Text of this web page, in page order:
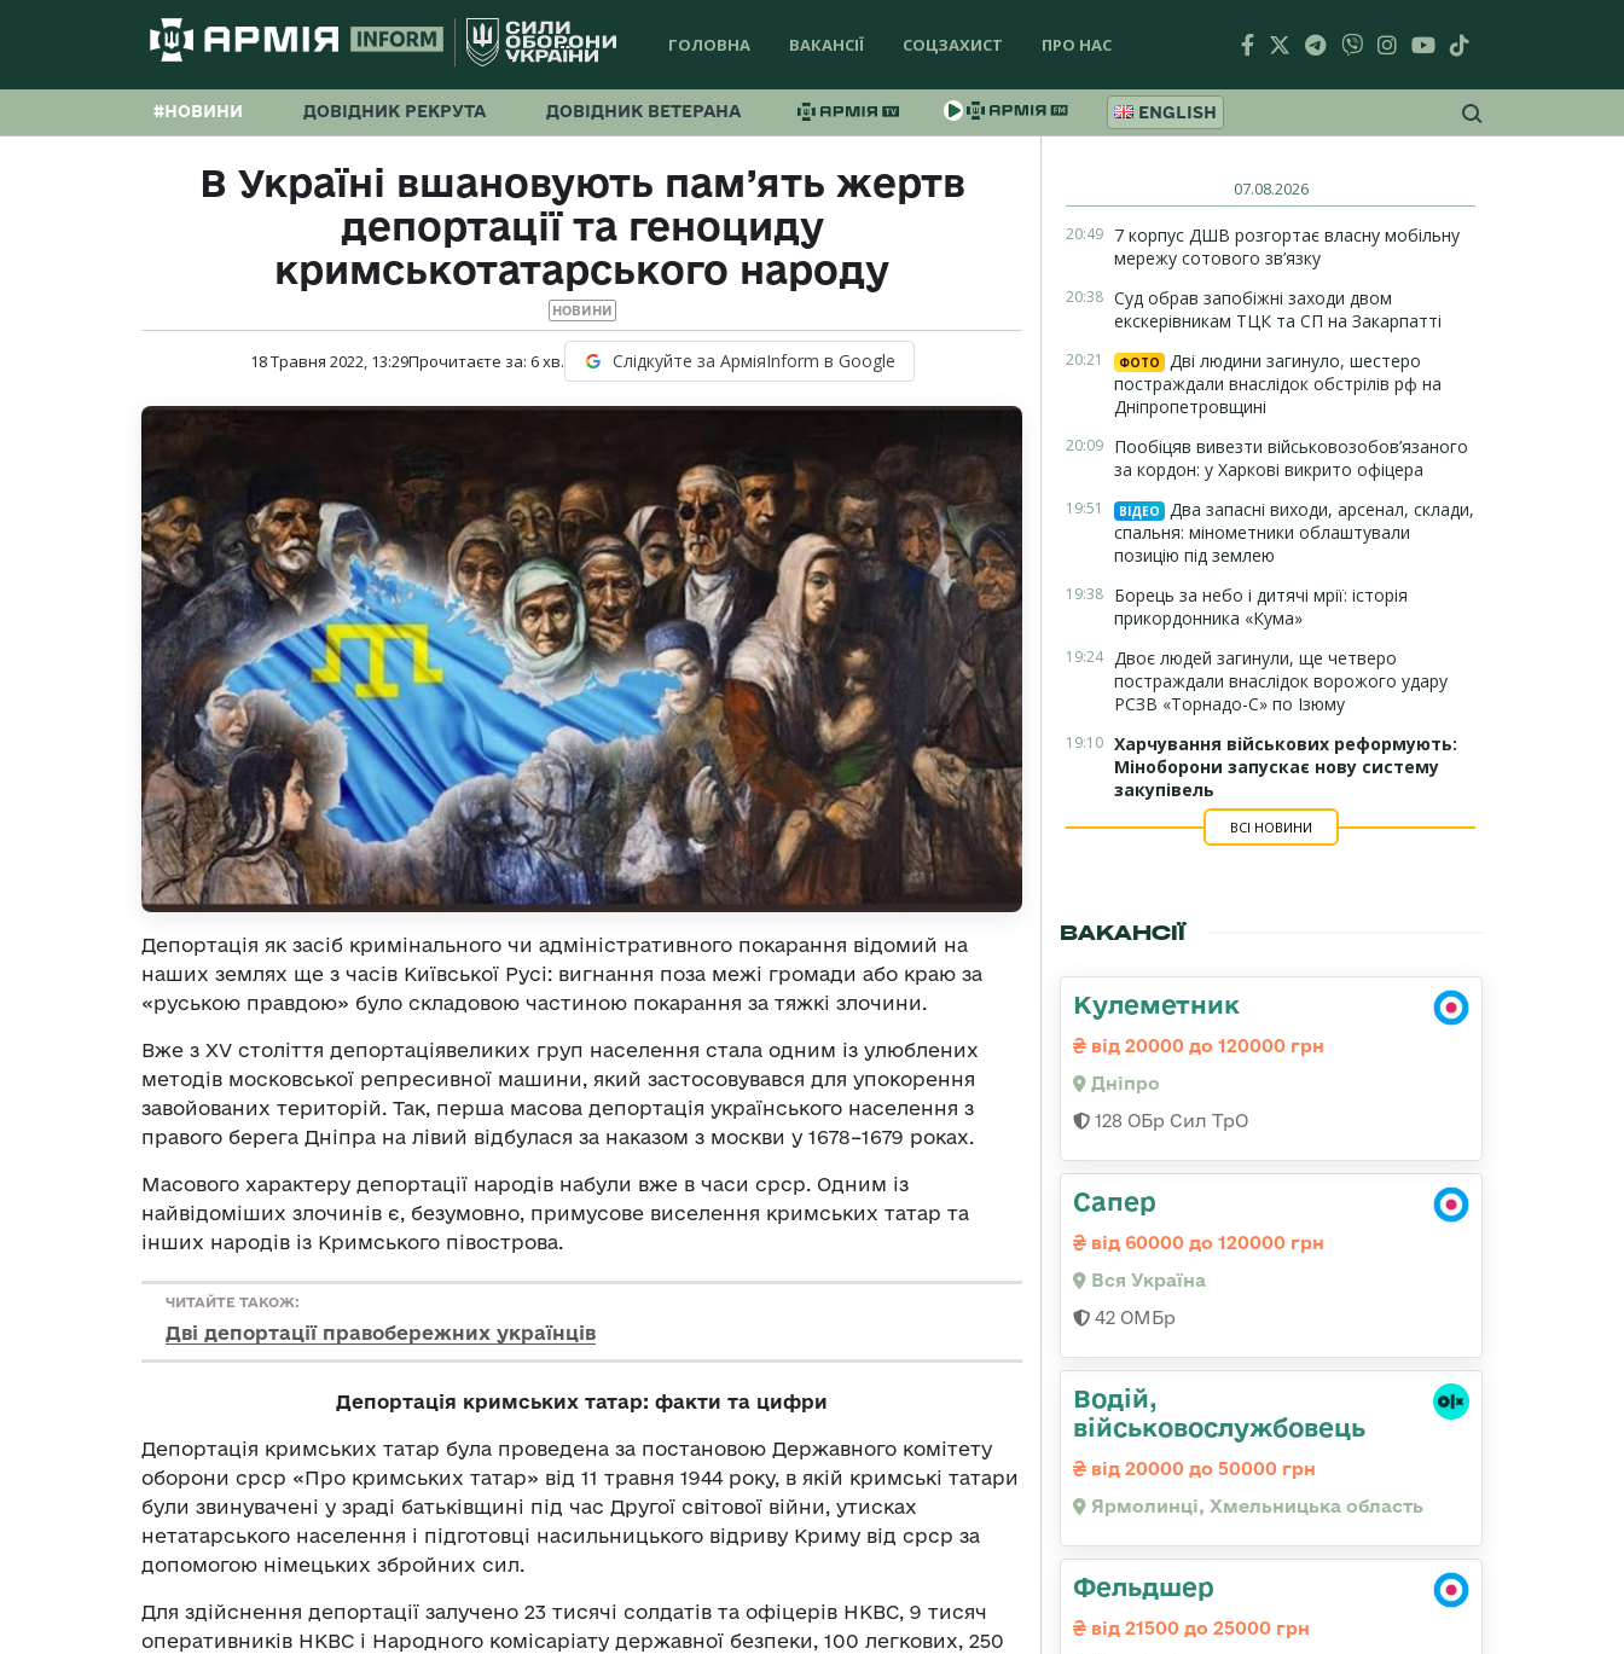
ГОЛОВНА ВАКАНСІЇ СОЦЗАХИСТ ПРО НАС
#НОВИНИ ДОВІДНИК РЕКРУТА ДОВІДНИК ВЕТЕРАНА ENGLISH
В Україні вшановують пам’ять жертв
депортації та геноциду
кримськотатарського народу
НОВИНИ
18 Травня 2022, 13:29Прочитаєте за: 6хв. Слідкуйте за АрміяInform в Google
Депортація як засіб кримінального чи адміністративного покарання відомий на
наших землях ще з часів Київської Русі: вигнання поза межі громади або краю за
«руською правдою» було складовою частиною покарання за тяжкі злочини.
Вже з XV століття депортаціявеликих груп населення стала одним із улюблених
методів московської репресивної машини, який застосовувався для упокорення
завойованих територій. Так, перша масова депортація українського населення з
правого берега Дніпра на лівий відбулася за наказом з москви у 1678–1679 роках.
Масового характеру депортації народів набули вже в часи срср. Одним із
найвідоміших злочинів є, безумовно, примусове виселення кримських татар та
інших народів із Кримського півострова.
ЧИТАЙТЕ ТАКОЖ:
Дві депортації правобережних українців
Депортація кримських татар: факти та цифри
Депортація кримських татар була проведена за постановою Державного комітету
оборони срср «Про кримських татар» від 11 травня 1944 року, в якій кримські татари
були звинувачені у зраді батьківщині під час Другої світової війни, утисках
нетатарського населення і підготовці насильницького відриву Криму від срср за
допомогою німецьких збройних сил.
Для здійснення депортації залучено 23 тисячі солдатів та офіцерів НКВС, 9 тисяч
оперативників НКВС і Народного комісаріату державної безпеки, 100 легкових, 250
07.08.2026
20:49 7 корпус ДШВ розгортає власну мобільну
мережу сотового зв’язку
20:38 Суд обрав запобіжні заходи двом
екскерівникам ТЦК та СП на Закарпатті
20:21 ФОТО
Дві людини загинуло, шестеро
постраждали внаслідок обстрілів рф на
Дніпропетровщині
20:09 Пообіцяв вивезти військовозобов’язаного
за кордон: у Харкові викрито офіцера
19:51 ВІДЕО
Два запасні виходи, арсенал, склади,
спальня: мінометники облаштували
позицію під землею
19:38 Борець за небо і дитячі мрії: історія
прикордонника «Кума»
19:24 Двоє людей загинули, ще четверо
постраждали внаслідок ворожого удару
РСЗВ «Торнадо-С» по Ізюму
19:10 Харчування військових реформують:
Міноборони запускає нову систему
закупівель
ВСІ НОВИНИ
ВАКАНСІЇ
Кулеметник
від 20000 до 120000 грн
Дніпро
128 ОБр Сил ТрО
Сапер
від 60000 до 120000 грн
Вся Україна
42 ОМБр
Водій,
військовослужбовець
від 20000 до 50000 грн
Ярмолинці, Хмельницька область
Фельдшер
від 21500 до 25000 грн